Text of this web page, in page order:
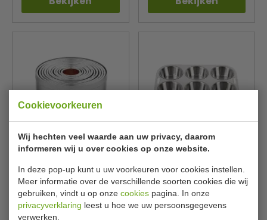
Cookievoorkeuren
Wij hechten veel waarde aan uw privacy, daarom
informeren wij u over cookies op onze website.
In deze pop-up kunt u uw voorkeuren voor cookies instellen.
Meer informatie over de verschillende soorten cookies die wij
gebruiken, vindt u op onze cookies pagina. In onze
privacyverklaring leest u hoe we uw persoonsgegevens
verwerken.
Uitsteekvormen | 11 stuks |
2,3 tot Ø 9 cm | zacht staal
VogueE013
€ 10,19 € 10,00
Bekijken
Muffins bakvorm | 6
holtes | RVS | B 27 x L 19 cm
VogueE714
€ 11,19 € 11,00
Bekijken